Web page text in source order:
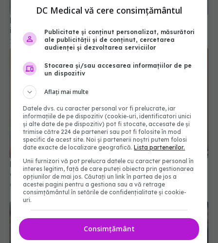
18 aug 2024, 13:32
De ce persistă pierderea gustului după COVID
chiar și după mult timp?
05 mar 2026, 10:47
DC Medical vă cere consimțământul
Publicitate și conținut personalizat, măsurători
ale publicității și de conținut, cercetarea
audienței și dezvoltarea serviciilor
Stocarea și/sau accesarea informațiilor de pe
un dispozitiv
Aflați mai multe
Datele dvs. cu caracter personal vor fi prelucrate, iar
informațiile de pe dispozitiv (cookie-uri, identificatori unici
și alte date de pe dispozitiv) pot fi stocate, accesate de și
trimise către 224 de parteneri sau pot fi folosite în mod
specific de acest site. Noi și partenerii noștri putem folosi
date exacte de localizare geografică.Lista partenerilor.
Unii furnizori vă pot prelucra datele cu caracter personal în
interes legitim, față de care puteți obiecta prin gestionarea
opțiunilor de mai jos. Căutați un link în partea de jos a
acestei pagini pentru a gestiona sau a vă retrage
consimțământul în setările de confidențialitate și cookie-
uri.
Consimțământ